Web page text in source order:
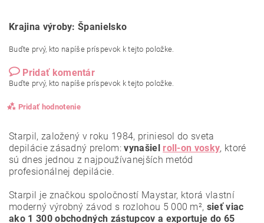
Krajina výroby: Španielsko
Buďte prvý, kto napíše príspevok k tejto položke.
Pridať komentár
Buďte prvý, kto napíše príspevok k tejto položke.
Pridať hodnotenie
Starpil, založený v roku 1984, priniesol do sveta
depilácie zásadný prelom:vynašiel roll-on vosky, ktoré
sú dnes jednou z najpoužívanejších metód
profesionálnej depilácie.
Starpil je značkou spoločností Maystar, ktorá vlastní
moderný výrobný závod s rozlohou 5 000 m², sieť viac
ako 1 300 obchodných zástupcov a exportuje do 65